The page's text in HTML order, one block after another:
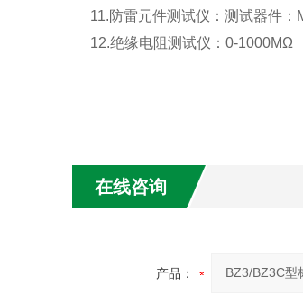
11.防雷元件测试仪：测试器件
12.绝缘电阻测试仪：0-1000MΩ
在线咨询
产品：